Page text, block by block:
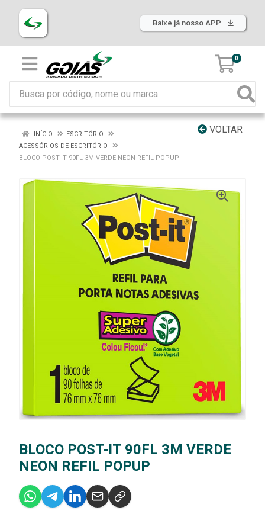
Baixe já nosso APP
0
VOLTAR
INÍCIO
ESCRITÓRIO
ACESSÓRIOS DE ESCRITÓRIO
BLOCO POST-IT 90FL 3M VERDE NEON REFIL POPUP
BLOCO POST-IT 90FL 3M VERDE
NEON REFIL POPUP